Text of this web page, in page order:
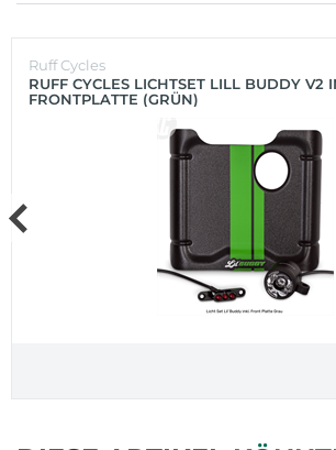
Ruff Cycles
RUFF CYCLES LICHTSET LILL BUDDY V2
FRONTPLATTE (GRÜN)